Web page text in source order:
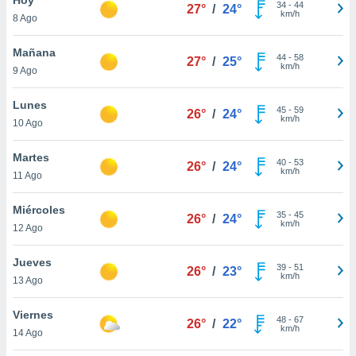
y
en
más
de
8 Ago
27° / 24° 34- 44
km/h
Mañana
9 Ago
27° / 25° 44- 58
km/h
Lunes
10 Ago
26° / 24° 45- 59
km/h
Martes
11 Ago
26° / 24° 40- 53
km/h
Miércoles
12 Ago
26° / 24° 35- 45
km/h
Jueves
13 Ago
26° / 23° 39- 51
km/h
Viernes
14 Ago
26° / 22° 48- 67
km/h